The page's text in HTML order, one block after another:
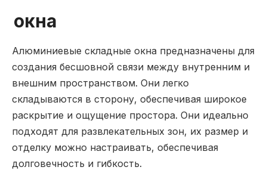
окна
Алюминиевые складные окна предназначены для
создания бесшовной связи между внутренним и
внешним пространством. Они легко
складываются в сторону, обеспечивая широкое
раскрытие и ощущение простора. Они идеально
подходят для развлекательных зон, их размер и
отделку можно настраивать, обеспечивая
долговечность и гибкость.